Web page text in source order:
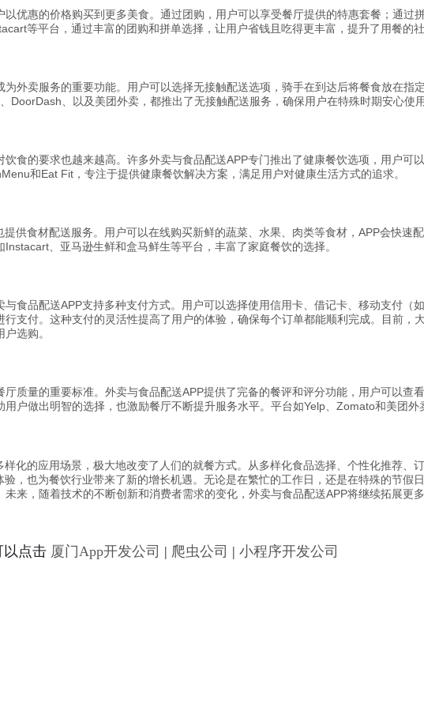
以优惠的价格购买到更多美食。通过团购，用户可以享受餐厅提供的特惠套餐；通过
等平台，通过丰富的团购和拼单选择，让用户省钱且吃得更丰富，提升了用餐的社
为外卖服务的重要功能。用户可以选择无接触配送选项，骑手在到达后将餐食放在指
DoorDash、以及美团外卖，都推出了无接触配送服务，确保用户在特殊时期安心使用
饮食的要求也越来越高。许多外卖与食品配送APP专门推出了健康餐饮选项，用户可
和Eat Fit，专注于提供健康餐饮解决方案，满足用户对健康生活方式的追求。
供食材配送服务。用户可以在线购买新鲜的蔬菜、水果、肉类等食材，APP会快速
、亚马逊生鲜和盒马鲜生等平台，丰富了家庭餐饮的选择。
与食品配送APP支持多种支付方式。用户可以选择使用信用卡、借记卡、移动支付（
支付。这种支付的灵活性提高了用户的体验，确保每个订单都能顺利完成。目前，
选购。
厅质量的重要标准。外卖与食品配送APP提供了完备的餐评和评分功能，用户可以查
户做出明智的选择，也激励餐厅不断提升服务水平。平台如Yelp、Zomato和美团外
样化的应用场景，极大地改变了人们的就餐方式。从多样化食品选择、个性化推荐、
，也为餐饮行业带来了新的增长机遇。无论是在繁忙的工作日，还是在特殊的节假
来，随着技术的不断创新和消费者需求的变化，外卖与食品配送APP将继续拓展更
以点击 厦门App开发公司 | 爬虫公司 | 小程序开发公司